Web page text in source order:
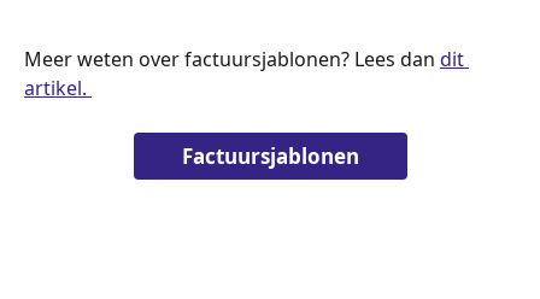
Meer weten over factuursjablonen? Lees dan dit
artikel.
Factuursjablonen